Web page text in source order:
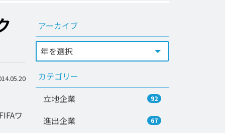
ワ
アーカイブ
カテゴリー
立地企業
92
進出企業 67